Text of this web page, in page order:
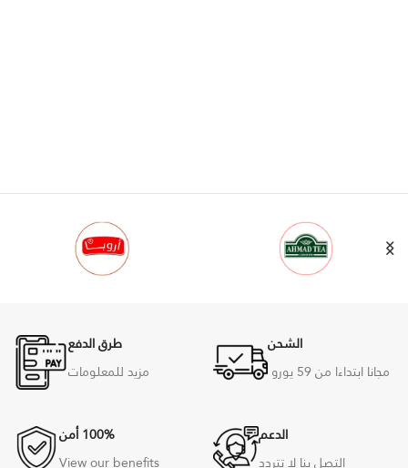
الشحن
مجانا ابتداءا من 59
يورو
طرق الدفع
مزيد للمعلومات
الدعم
التصل بنا لا تتردد
100% أمن
View our benefits